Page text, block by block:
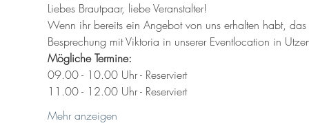
Liebes Brautpaar, liebe Veranstalter!
Wenn ihr bereits ein Angebot von uns erhalten habt,
Besprechung mit Viktoria in unserer Eventlocation in
Mögliche Termine:
09.00 - 10.00 Uhr - Reserviert
11.00 - 12.00 Uhr - Reserviert
Mehr anzeigen